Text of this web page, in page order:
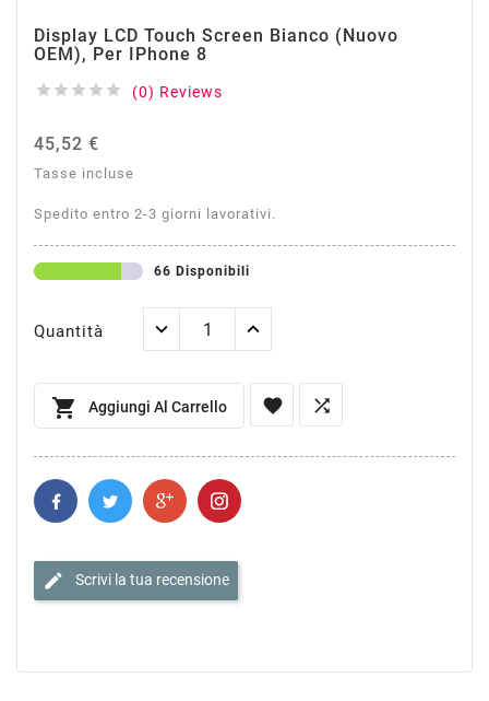
Display LCD Touch Screen Bianco (Nuovo
OEM), Per IPhone 8
     (0) Reviews
45,52 €
Tasse incluse
Spedito entro 2-3 giorni lavorativi.
66 Disponibili
Quantità
 Aggiungi Al Carrello  
edit Scrivi la tua recensione